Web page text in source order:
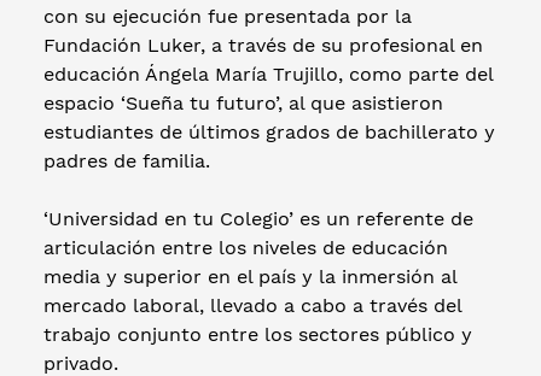
con su ejecución fue presentada por la
Fundación Luker, a través de su profesional en
educación Ángela María Trujillo, como parte del
espacio ‘Sueña tu futuro’, al que asistieron
estudiantes de últimos grados de bachillerato y
padres de familia.
‘Universidad en tu Colegio’ es un referente de
articulación entre los niveles de educación
media y superior en el país y la inmersión al
mercado laboral, llevado a cabo a través del
trabajo conjunto entre los sectores público y
privado.